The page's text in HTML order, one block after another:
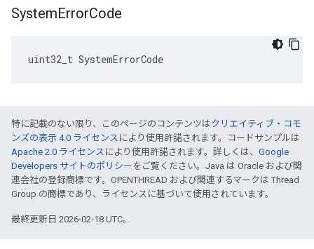
SystemErrorCode
uint32_t SystemErrorCode
特に記載のない限り、このページのコンテンツはクリエイティブ・コモ
ンズの表示 4.0 ライセンス により使用許諾されます。コードサンプルは
Apache 2.0 ライセンス により使用許諾されます。詳しくは、 Google
Developers サイトのポリシー をご覧ください。Java は Oracle および関
連会社の登録商標です。OPENTHREAD および関連するマークは Thread
Group の商標であり、ライセンスに基づいて使用されています。
最終更新日 2026-02-18 UTC。